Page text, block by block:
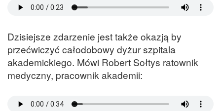
Dzisiejsze zdarzenie jest także okazją by
przećwiczyć całodobowy dyżur szpitala
akademickiego. Mówi Robert Sołtys ratownik
medyczny, pracownik akademii: